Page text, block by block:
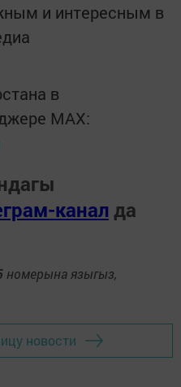
и интересным в
в
MАХ:
канал да
номерына языгыз,
новости